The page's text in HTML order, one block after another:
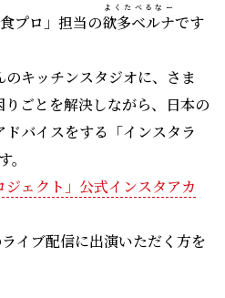
プロ」担当の欲多ベルナ
よくたべるなー
です
キッチンスタジオに、さま
ごとを解決しながら、日本の
バイスをする「インスタラ
ジェクト」公式インスタアカ
イブ配信に出演いただく方を